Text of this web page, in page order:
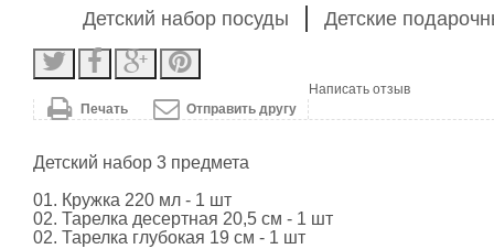
Детский набор посуды Детские
Отправить другу
Печать
Написать отзыв
Детский набор 3 предмета
01. Кружка 220 мл - 1 шт
02. Тарелка десертная 20,5 см - 1 шт
02. Тарелка глубокая 19 см - 1 шт